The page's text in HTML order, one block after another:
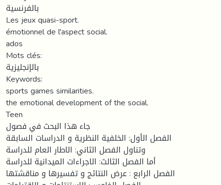
بالفرنسية
Les jeux quasi-sport.
émotionnel de l'aspect social.
ados
Mots clés:
بالإنجليزية
Keywords:
sports games similarities.
the emotional development of the social.
Teen
جاء هذا البحث في فصول
الفصل الأول: الخلفية النظرية و الدراسات السابقة
وتناول الفصل الثاني: الاطار العام للدراسة
أما الفصل الثالث: الاجراءات الميدانية للدراسة
الفصل الرابع : عرض النتائج و تفسيرها و مناقشتها